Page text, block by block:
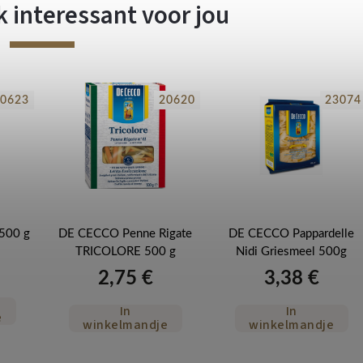
interessant voor jou
g
DE CECCO Penne Rigate
TRICOLORE 500 g
2,75 €
In
winkelmandje
20620
DE CECCO Pappardelle
Nidi Griesmeel 500g
3,38 €
In
winkelmandje
23074